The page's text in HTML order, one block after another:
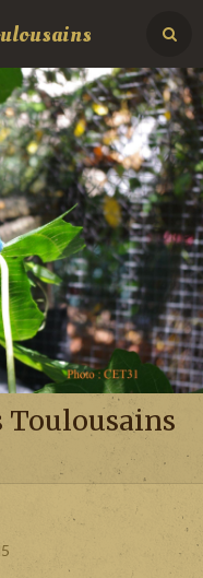
Toulousains